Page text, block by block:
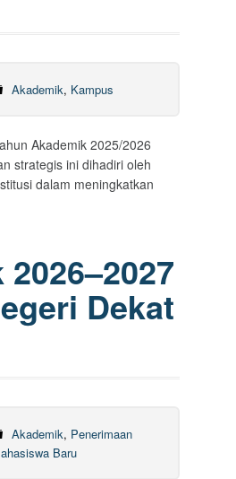
Akademik, Kampus
Akademik 2025/2026
strategis ini dihadiri oleh
dalam meningkatkan
Dekat
Akademik, Penerimaan
Baru